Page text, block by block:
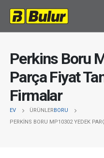
Perkins Boru
Parça Fiyat
Firmalar
EV ÜRÜNLERBORU
PERKINS BORU MP10302 YEDEK